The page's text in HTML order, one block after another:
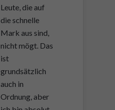
Leute, die auf
die schnelle
Mark aus sind,
nicht mögt. Das
ist
grundsätzlich
auch in
Ordnung, aber